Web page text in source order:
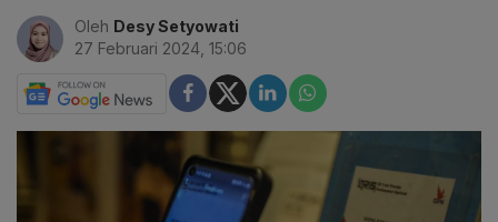
Oleh Desy Setyowati
27 Februari 2024, 15:06